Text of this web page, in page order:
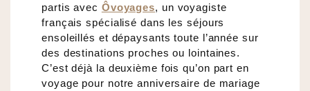
partis avec Ôvoyages, un voyagiste
français spécialisé dans les séjours
ensoleillés et dépaysants toute l’année sur
des destinations proches ou lointaines.
C’est déjà la deuxième fois qu’on part en
voyage pour notre anniversaire de mariage